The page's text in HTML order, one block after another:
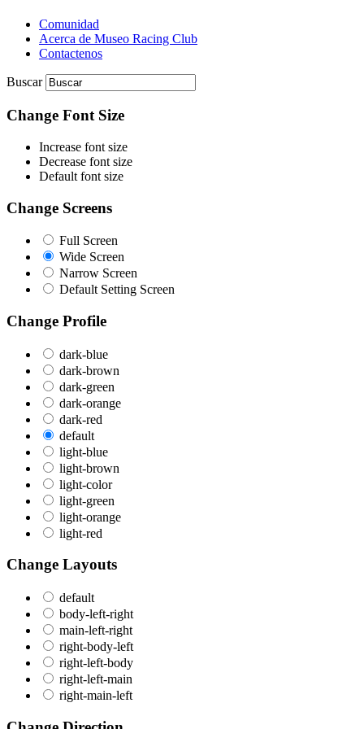
Comunidad
Acerca de Museo Racing Club
Contactenos
Buscar
Change Font Size
Increase font size
Decrease font size
Default font size
Change Screens
Full Screen
Wide Screen
Narrow Screen
Default Setting Screen
Change Profile
dark-blue
dark-brown
dark-green
dark-orange
dark-red
default
light-blue
light-brown
light-color
light-green
light-orange
light-red
Change Layouts
default
body-left-right
main-left-right
right-body-left
right-left-body
right-left-main
right-main-left